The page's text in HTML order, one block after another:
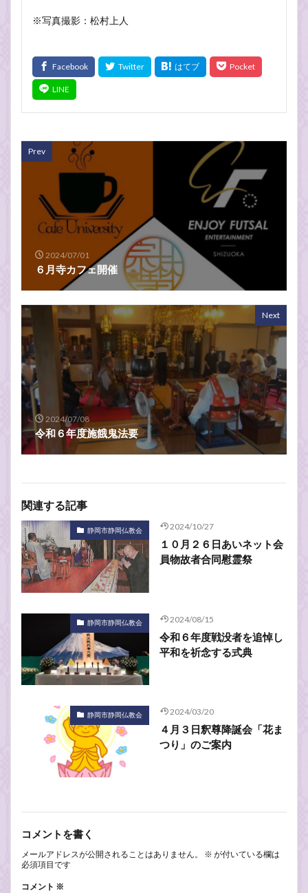
※写真撮影：松村上人
Prev
2024/07/01
６月寺カフェ開催
Next
2024/07/08
令和６年度施餓鬼法要
関連する記事
静岡市静岡仏教会 2024/10/27
１０月２６日あいネット会
員物故者合同慰霊祭
静岡市静岡仏教会 2024/08/15
令和６年度戦没者を追悼し
平和を祈念する式典
静岡市静岡仏教会 2024/03/20
４月３日釈尊降誕会「花ま
つり」のご案内
コメントを書く
メールアドレスが公開されることはありません。 ※ が付いている欄は
必須項目です
コメント ※